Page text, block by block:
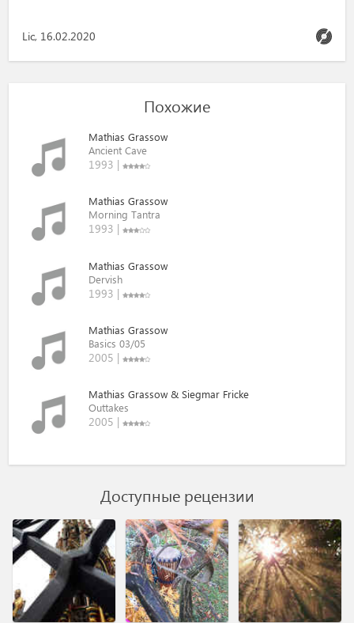
Lic, 16.02.2020
Похожие
Mathias Grassow
Ancient Cave
1993 |
Mathias Grassow
Morning Tantra
1993 |
Mathias Grassow
Dervish
1993 |
Mathias Grassow
Basics 03/05
2005 |
Mathias Grassow & Siegmar Fricke
Outtakes
2005 |
Доступные рецензии